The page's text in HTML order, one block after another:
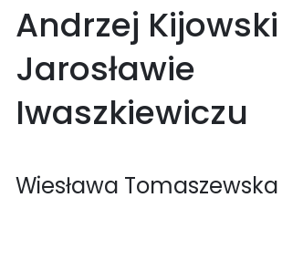
Andrzej
Jarosławie
Iwaszkiewiczu
Wiesława Tomaszewska